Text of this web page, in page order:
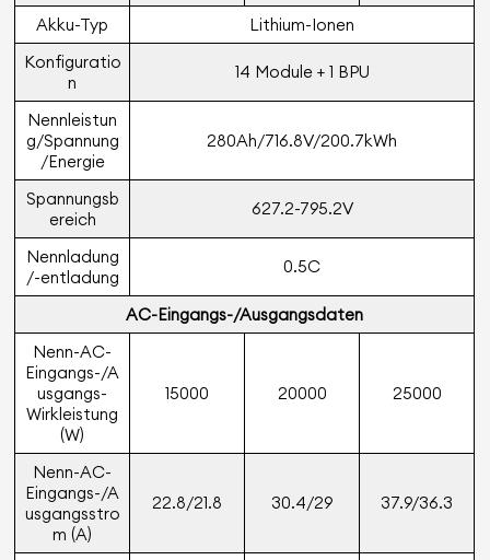
Akku-Typ
Lithium-Ionen
Konfiguratio
n
14 Module + 1 BPU
Nennleistun
g/Spannung
/Energie
280Ah/716.8V/200.7kWh
Spannungsb
ereich
627.2-795.2V
Nennladung
/-entladung
0.5C
AC-Eingangs-/Ausgangsdaten
Nenn-AC-
Eingangs-/A
usgangs-
Wirkleistung
(W)
15000 20000 25000
Nenn-AC-
Eingangs-/A
usgangsstro
m (A)
22.8/21.8 30.4/29 37.9/36.3